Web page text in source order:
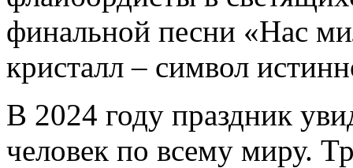
финальной песни «Нас
кристалл – символ
В 2024 году праздник
человек по всему миру.